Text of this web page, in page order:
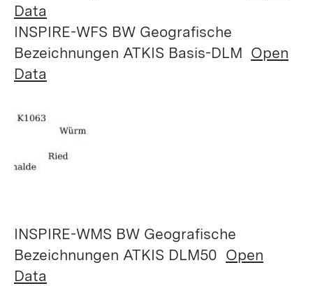
Data
INSPIRE-WFS BW Geografische
Bezeichnungen ATKIS Basis-DLM Open
Data
INSPIRE-WMS BW Geografische
Bezeichnungen ATKIS DLM50 Open
Data